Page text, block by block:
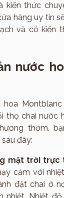
kiến thức
hàng uy tín
và có kiến
nước
hoa
thọ chai nước
thơm,
đây:
mặt trời trực
cảm với
đặt chai ở